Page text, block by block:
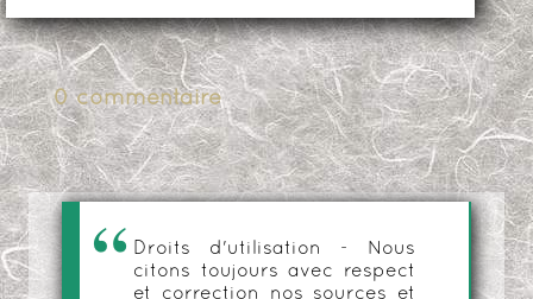
0 commentaire
Droits d'utilisation - Nous
citons toujours avec respect
et correction nos sources et